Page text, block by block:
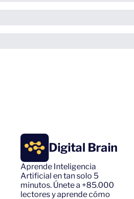
Digital Brain
Aprende Inteligencia
Artificial en tan solo 5
minutos. Únete a +85.000
lectores y aprende cómo